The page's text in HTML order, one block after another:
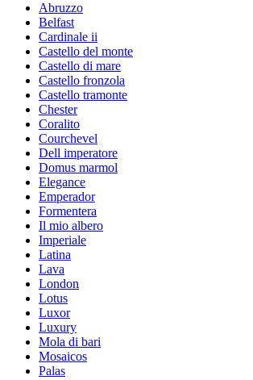
Abruzzo
Belfast
Cardinale ii
Castello del monte
Castello di mare
Castello fronzola
Castello tramonte
Chester
Coralito
Courchevel
Dell imperatore
Domus marmol
Elegance
Emperador
Formentera
Il mio albero
Imperiale
Latina
Lava
London
Lotus
Luxor
Luxury
Mola di bari
Mosaicos
Palas